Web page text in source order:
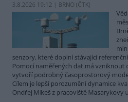
3.8.2026 19:12 | BRNO (ČTK)
senzory, které doplní stávající
Pomocí naměřených dat má vzniknout
vytvoří podrobný časoprostorový
Cílem je lepší porozumění dynamice
Ondřej Mikeš z pracoviště Masarykovy